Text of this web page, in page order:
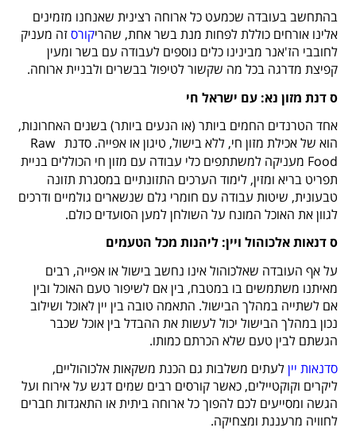
בהתחשב בעובדה שכמעט כל ארוחה רצינית שאנחנו מזמינים
אלינו אורחים כוללת לפחות מנת בשר אחת, שהריקורסזה מעניק
לחובבי הז'אנר מבינינו כלים נוספים לעבודה עם בשר ומעין
קפיצת מדרגה בכל מה שקשור לטיפול בבשרים ולבניית ארוחה.
סדנת מזון נא: עם ישראל חי
אחד הטרנדים החמים ביותר (או הנעים ביותר) בשנים האחרונות,
הוא של אכילת מזון חי, ללא בישול, טיגון או אפייה. סדנת Raw
Food מעניקה למשתתפים כלי עבודה עם מזון חי הכוללים בניית
תפריט בריא ומזין, לימוד הערכים התזונתיים במסגרת תזונה
טבעונית, שיטות עבודה עם חומרי גלם שנשארים גולמיים ודרכים
לגוון את האוכל המונח על השולחן למען הסועדים כולם.
סדנאות אלכוהול ויין: ליהנות מכל הטעמים
על אף העובדה שאלכוהול אינו נחשב בישול או אפייה, רבים
מאיתנו משתמשים בו במטבח, בין אם לשיפור טעם האוכל ובין
אם לשתייה במהלך הבישול. התאמה טובה בין יין לאוכל ושילוב
נכון במהלך הבישול יכול לעשות את ההבדל בין אוכל שכבר
הגשתם לבין טעם שלא הכרתם כמותו.
סדנאות ייןלעתים משלבות גם הכנת משקאות אלכוהוליים,
ליקרים וקוקטיילים, כאשר קורסים רבים שמים דגש על אירוח ועל
הגשה ומסייעים לכם להפוך כל ארוחה ביתית או התאגדות חברים
לחוויה מרעננת ומצחיקה.